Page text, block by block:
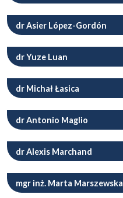
dr Asier López-Gordón
dr Yuze Luan
dr Michał Łasica
dr Antonio Maglio
dr Alexis Marchand
mgr inż. Marta Marszewska